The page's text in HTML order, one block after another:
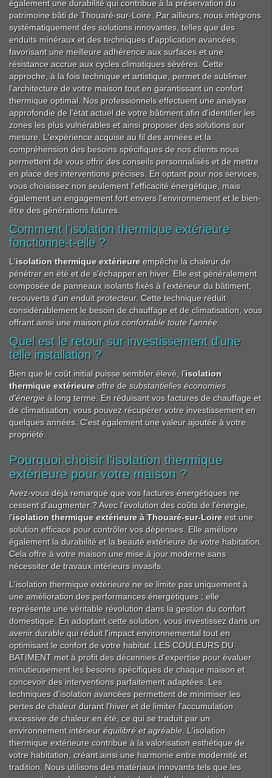
également une durabilité qui contribue à la préservation du
patrimoine bâti de Thouaré-sur-Loire. Par ailleurs, nous intégrons
systématiquement des solutions innovantes, telles que des
enduits minéraux et des techniques d'application avancées,
favorisant une meilleure adhérence aux surfaces et une
résistance accrue aux cycles climatiques sévères. Cette
approche, à la fois technique et artistique, permet de sublimer
l'architecture de votre maison tout en garantissant un confort
thermique optimal. Nos professionnels effectuent une analyse
approfondie de l'état actuel de votre bâtiment afin d'identifier les
zones les plus vulnérables et ainsi proposer des solutions sur
mesure. L'expérience acquise au fil des années et la
compréhension des besoins spécifiques de nos clients nous
permettent de vous offrir des conseils personnalisés et de mettre
en place des interventions précises. En optant pour nos services,
vous choisissez non seulement l'efficacité énergétique, mais
également un engagement fort envers l'environnement et le bien-
être des générations futures.
Comment l'isolation thermique extérieure
fonctionne-t-elle ?
L'isolation thermique extérieure empêche la chaleur de
pénétrer en été et de s'échapper en hiver. Elle est généralement
composée de panneaux isolants fixés à l'extérieur du bâtiment,
recouverts d'un enduit protecteur. Cette technique réduit
considérablement le besoin de chauffage et de climatisation, vous
offrant ainsi une maison plus confortable toute l'année.
Quel est le retour sur investissement d'une
telle installation ?
Bien que le coût initial puisse sembler élevé, l'isolation
thermique extérieureoffre de substantielles économies
d'énergie à long terme. En réduisant vos factures de chauffage et
de climatisation, vous pouvez récupérer votre investissement en
quelques années. C'est également une valeur ajoutée à votre
propriété.
Pourquoi choisir l'isolation thermique
extérieure pour votre maison ?
Avez-vous déjà remarqué que vos factures énergétiques ne
cessent d'augmenter ? Avec l'évolution des coûts de l'énergie,
l'isolation thermique extérieure à Thouaré-sur-Loireest une
solution efficace pour contrôler vos dépenses. Elle améliore
également la durabilité et la beauté extérieure de votre habitation.
Cela offre à votre maison une mise à jour moderne sans
nécessiter de travaux intérieurs invasifs.
L'isolation thermique extérieure ne se limite pas uniquement à
une amélioration des performances énergétiques ; elle
représente une véritable révolution dans la gestion du confort
domestique. En adoptant cette solution, vous investissez dans un
avenir durable qui réduit l'impact environnemental tout en
optimisant le confort de votre habitat. LES COULEURS DU
BATIMENT met à profit des décennies d'expertise pour évaluer
minutieusement les besoins spécifiques de chaque maison et
concevoir des interventions parfaitement adaptées. Les
techniques d'isolation avancées permettent de minimiser les
pertes de chaleur durant l'hiver et de limiter l'accumulation
excessive de chaleur en été, ce qui se traduit par un
environnement intérieuréquilibré et agréable. L'isolation
thermique extérieure contribue à la valorisation esthétique de
votre habitation, créant ainsi une harmonie entre modernité et
tradition. Nous utilisons des matériaux innovants tels que les